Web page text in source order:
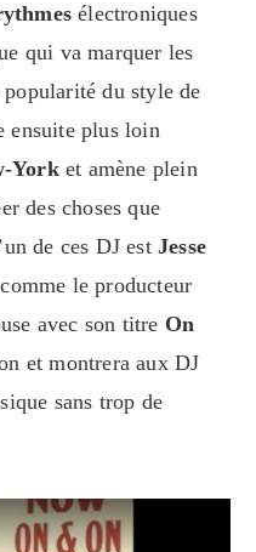
électroniques
qui va marquer les
du style de
ensuite plus loin
Yorket amène plein
des choses que
de ces DJ estJesse
le producteur
avec son titre On
et montrera aux DJ
sans trop de